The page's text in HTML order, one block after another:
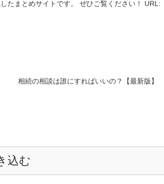
たまとめサイトです。 ぜひご覧ください！ URL:
相続の相談は誰にすればいいの？【最新版】
込む